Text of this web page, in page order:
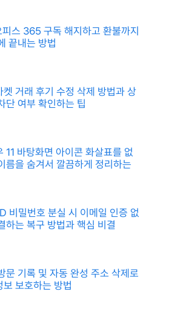
스 365 구독 해지하고 환불까지
끝내는 방법
켓 거래 후기 수정 삭제 방법과 상
단 여부 확인하는 팁
11 바탕화면 아이콘 화살표를 없
름을 숨겨서 깔끔하게 정리하는
비밀번호 분실 시 이메일 인증 없
하는 복구 방법과 핵심 비결
문 기록 및 자동 완성 주소 삭제로
보 보호하는 방법